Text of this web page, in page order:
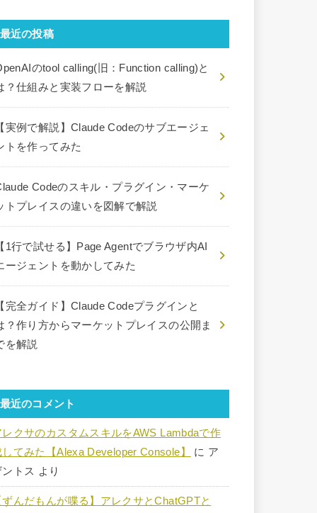
最近の投稿
のtool calling(旧：Function calling)と
？仕組みと実装フローを解説
実例で解説】Claude Codeのサブエージェ
トを作ってみた
Codeのスキル・プラグイン・マーケ
トプレイスの違いを図解で解説
1行で試せる】Page Agentでブラウザ内AI
ージェントを動かしてみた
完全ガイド】Claude Codeプラグインと
？作り方からマーケットプレイスの公開ま
を解説
最近のコメント
レクサのカスタムスキルをAWS Lambdaで作
してみた【Alexa Developer Console】
に ア
ントス より
ずんだもんが喋る】アレクサとChatGPTと